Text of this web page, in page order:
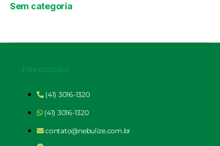
Sem categoria
Fale conosco
(41) 3016-1320
(41) 3016-1320
contato@nebulize.com.br